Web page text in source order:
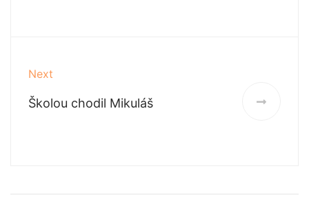
Next
Školou chodil Mikuláš